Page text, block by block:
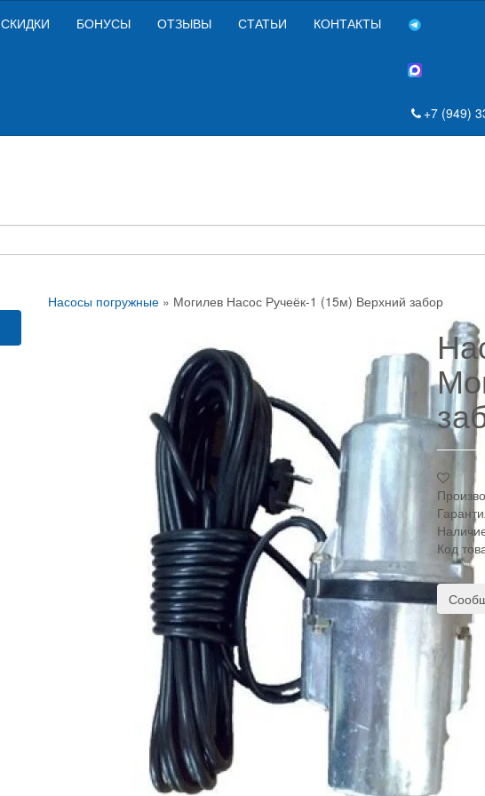
СКИДКИ БОНУСЫ ОТЗЫВЫ СТАТЬИ КОНТАКТЫ
+7 (949)
Насосы погружные» Могилев Насос Ручеёк-1 (15м) Верхний забор
Код